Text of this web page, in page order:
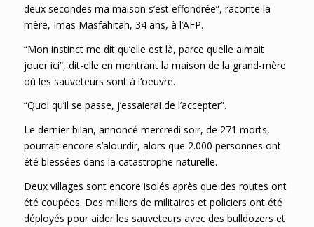
deux secondes ma maison s’est effondrée”, raconte la
mère, Imas Masfahitah, 34 ans, à l’AFP.
“Mon instinct me dit qu’elle est là, parce quelle aimait
jouer ici”, dit-elle en montrant la maison de la grand-mère
où les sauveteurs sont à l’oeuvre.
“Quoi qu’il se passe, j’essaierai de l’accepter”.
Le dernier bilan, annoncé mercredi soir, de 271 morts,
pourrait encore s’alourdir, alors que 2.000 personnes ont
été blessées dans la catastrophe naturelle.
Deux villages sont encore isolés après que des routes ont
été coupées. Des milliers de militaires et policiers ont été
déployés pour aider les sauveteurs avec des bulldozers et